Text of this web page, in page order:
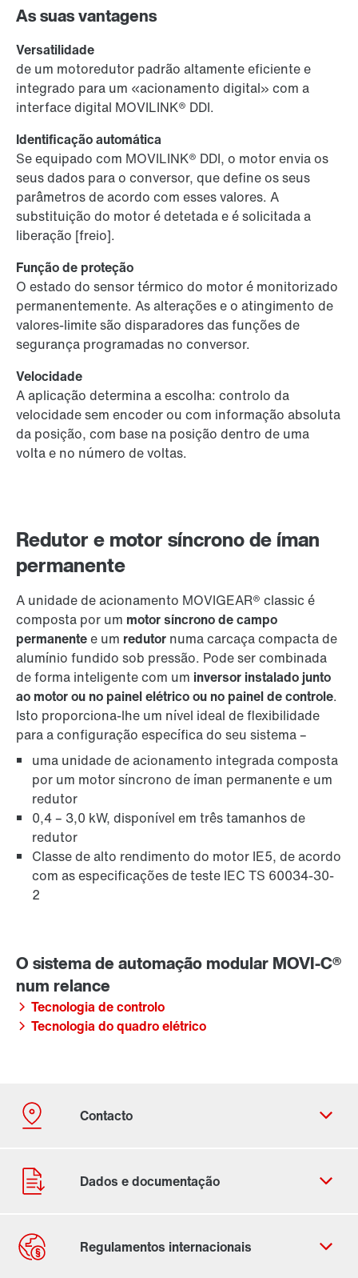
Redutor e motor síncrono de íman
permanente
A unidade de acionamento MOVIGEAR® classic é
composta por um motor síncrono de campo
permanentee um redutor numa carcaça compacta de
alumínio fundido sob pressão. Pode ser combinada
de forma inteligente com um inversor instalado junto
ao motor ou no painel elétrico ou no painel de controle.
Isto proporciona-lhe um nível ideal de flexibilidade
para a configuração específica do seu sistema –
uma unidade de acionamento integrada composta
por um motor síncrono de íman permanente e um
redutor
0,4 – 3,0 kW, disponível em três tamanhos de
redutor
Classe de alto rendimento do motor IE5, de acordo
com as especificações de teste IEC TS 60034-30-
2
As suas vantagens
Versatilidade
de um motoredutor padrão altamente eficiente e
integrado para um «acionamento digital» com a
interface digital MOVILINK® DDI.
Identificação automática
Se equipado com MOVILINK® DDI, o motor envia os
seus dados para o conversor, que define os seus
parâmetros de acordo com esses valores. A
substituição do motor é detetada e é solicitada a
liberação [freio].
Função de proteção
O estado do sensor térmico do motor é monitorizado
permanentemente. As alterações e o atingimento de
valores-limite são disparadores das funções de
segurança programadas no conversor.
Velocidade
A aplicação determina a escolha: controlo da
velocidade sem encoder ou com informação absoluta
da posição, com base na posição dentro de uma
volta e no número de voltas.
Tecnologia de controlo
Tecnologia do quadro elétrico